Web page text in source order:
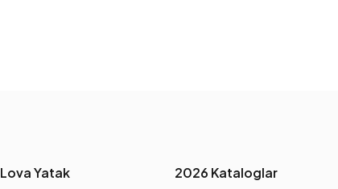
Lova Yatak 2026 Kataloglar